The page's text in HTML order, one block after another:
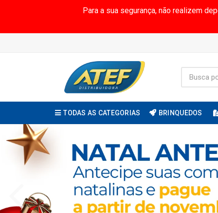
Para a sua segurança, não realizem
TODAS AS CATEGORIAS BRINQUEDOS